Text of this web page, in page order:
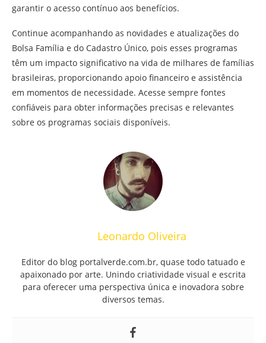
garantir o acesso contínuo aos benefícios.
Continue acompanhando as novidades e atualizações do
Bolsa Família e do Cadastro Único, pois esses programas
têm um impacto significativo na vida de milhares de famílias
brasileiras, proporcionando apoio financeiro e assistência
em momentos de necessidade. Acesse sempre fontes
confiáveis para obter informações precisas e relevantes
sobre os programas sociais disponíveis.
Leonardo Oliveira
Editor do blog portalverde.com.br, quase todo tatuado e
apaixonado por arte. Unindo criatividade visual e escrita
para oferecer uma perspectiva única e inovadora sobre
diversos temas.